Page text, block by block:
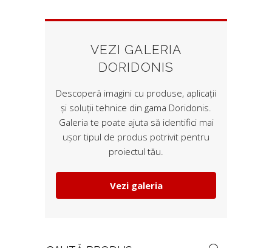
VEZI GALERIA
DORIDONIS
Descoperă imagini cu produse, aplicații
și soluții tehnice din gama Doridonis.
Galeria te poate ajuta să identifici mai
ușor tipul de produs potrivit pentru
proiectul tău.
Vezi galeria